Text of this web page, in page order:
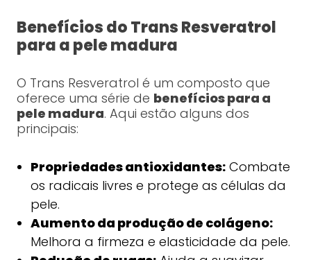
Benefícios do Trans Resveratrol
para a pele madura
O Trans Resveratrol é um composto que
oferece uma série de benefícios para a
pele madura. Aqui estão alguns dos
principais:
Propriedades antioxidantes:Combate
os radicais livres e protege as células da
pele.
Aumento da produção de colágeno:
Melhora a firmeza e elasticidade da pele.